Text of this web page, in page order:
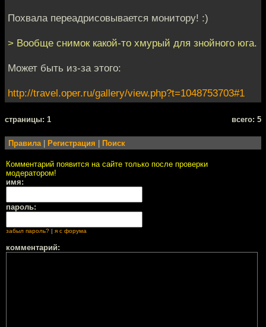
Похвала переадрисовывается монитору! :)
> Вообще снимок какой-то хмурый для знойного юга.
Может быть из-за этого:
http://travel.oper.ru/gallery/view.php?t=1048753703#1
cтраницы: 1 всего: 5
Правила| Регистрация Поиск
Комментарий появится на сайте только после проверки
модератором!
имя:
пароль:
забыл пароль? | я с форума
комментарий: